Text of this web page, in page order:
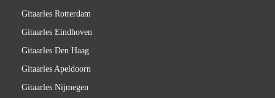
Gitaarles Rotterdam
Gitaarles Eindhoven
Gitaarles Den Haag
Gitaarles Apeldoorn
Gitaarles Nijmegen